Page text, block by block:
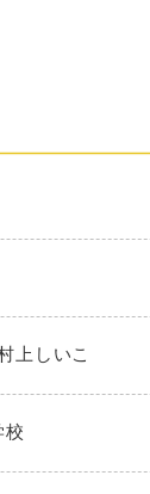
上しいこ
校